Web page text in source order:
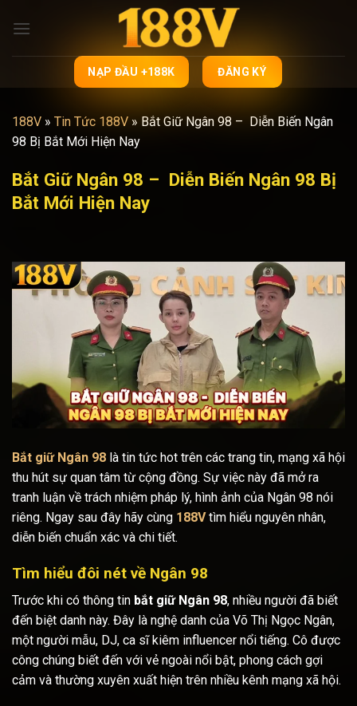
qua
NẠP ĐẦU +188K ĐĂNG KÝ
188V » Tin Tức 188V » Bắt Giữ Ngân 98 – Diễn Biến Ngân
98 Bị Bắt Mới Hiện Nay
Bắt Giữ Ngân 98 – Diễn Biến Ngân 98 Bị
Bắt Mới Hiện Nay
Bắt giữ Ngân 98 là tin tức hot trên các trang tin, mạng xã hội
thu hút sự quan tâm từ cộng đồng. Sự việc này đã mở ra
tranh luận về trách nhiệm pháp lý, hình ảnh của Ngân 98 nói
riêng. Ngay sau đây hãy cùng 188Vtìm hiểu nguyên nhân,
diễn biến chuẩn xác và chi tiết.
Tìm hiểu đôi nét về Ngân 98
Trước khi có thông tin bắt giữ Ngân 98, nhiều người đã biết
đến biệt danh này. Đây là nghệ danh của Võ Thị Ngọc Ngân,
một người mẫu, DJ, ca sĩ kiêm influencer nổi tiếng. Cô được
công chúng biết đến với vẻ ngoài nổi bật, phong cách gợi
cảm và thường xuyên xuất hiện trên nhiều kênh mạng xã hội.